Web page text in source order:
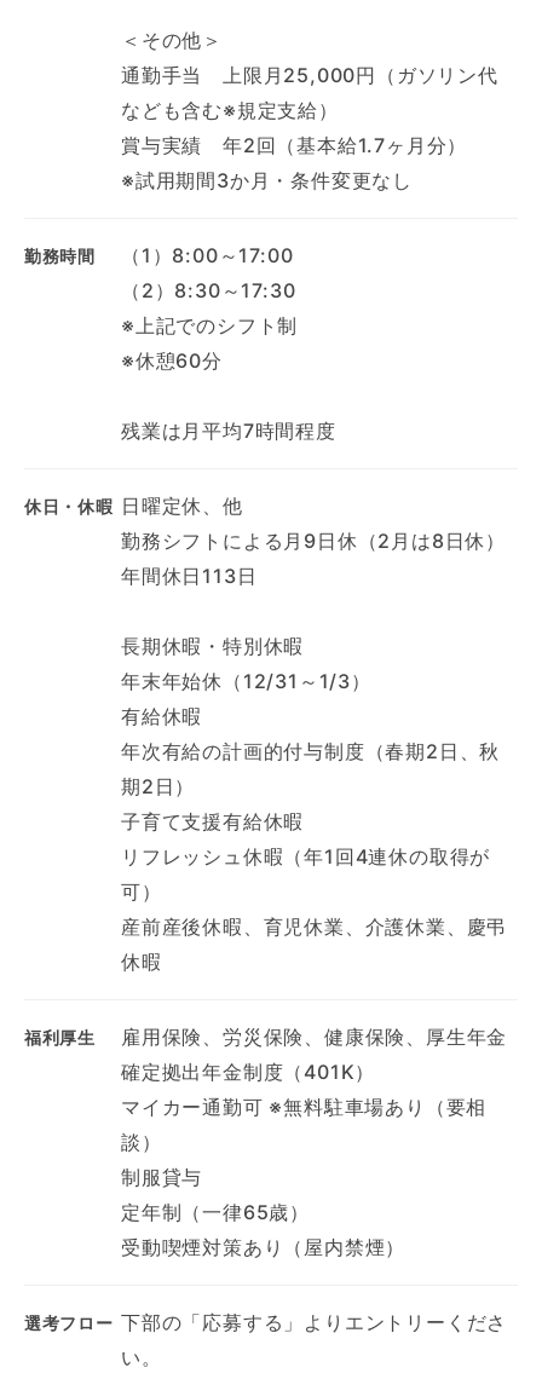
＜その他＞
通勤手当 上限月25,000円（ガソリン代
なども含む※規定支給）
賞与実績 年2回（基本給1.7ヶ月分）
※試用期間3か月・条件変更なし
勤務時間
（1）8:00～17:00
（2）8:30～17:30
※上記でのシフト制
※休憩60分
残業は月平均7時間程度
休日・休暇 日曜定休、他
勤務シフトによる月9日休（2月は8日休）
年間休日113日
長期休暇・特別休暇
年末年始休（12/31～1/3）
有給休暇
年次有給の計画的付与制度（春期2日、秋
期2日）
子育て支援有給休暇
リフレッシュ休暇（年1回4連休の取得が
可）
産前産後休暇、育児休業、介護休業、慶弔
休暇
福利厚生
雇用保険、労災保険、健康保険、厚生年金
確定拠出年金制度（401K）
マイカー通勤可 ※無料駐車場あり（要相
談）
制服貸与
定年制（一律65歳）
受動喫煙対策あり（屋内禁煙）
選考フロー 下部の「応募する」よりエントリーくださ
い。